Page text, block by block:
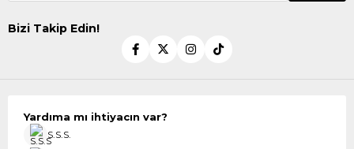
Bizi Takip Edin!
Yardıma mı ihtiyacın var?
S.S.S.